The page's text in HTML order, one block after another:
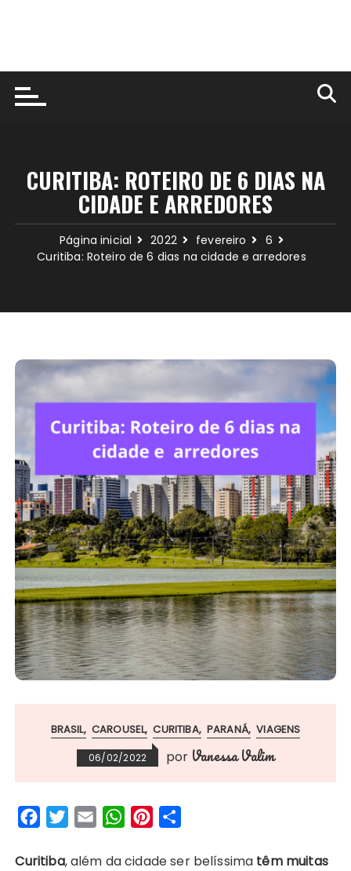
CURITIBA: ROTEIRO DE 6 DIAS NA
CIDADE E ARREDORES
Página inicial 2022 fevereiro
6
Curitiba: Roteiro de 6 dias na cidade e arredores
BRASIL CAROUSEL CURITIBA PARANÁ VIAGENS
06/02/2022 por Vanessa Valim
c
i
a
W
a
n
a
Curitiba, além da cidade ser belíssima têm muitas